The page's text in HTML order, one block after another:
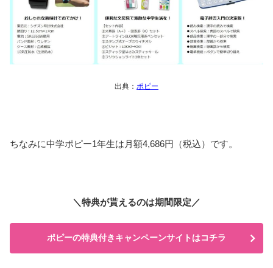
出典： ポピー
ちなみに中学ポピー1年生は月額4,686円（税込）です。
＼特典が貰えるのは期間限定／
ポピーの特典付きキャンペーンサイトはコチラ